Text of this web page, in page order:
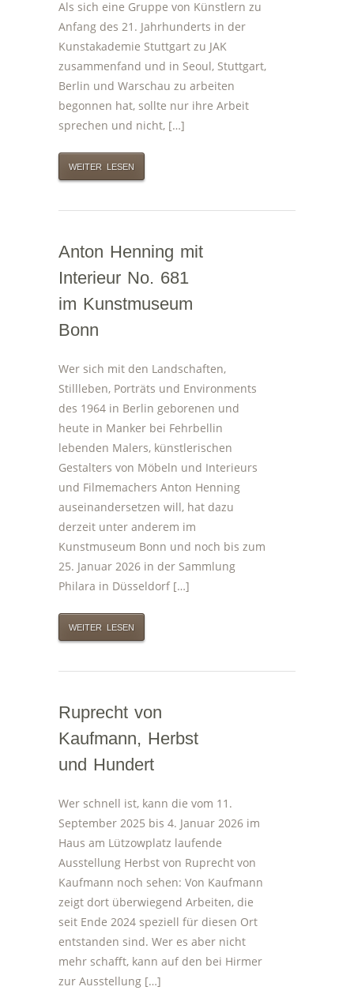
Als sich eine Gruppe von Künstlern zu
Anfang des 21. Jahrhunderts in der
Kunstakademie Stuttgart zu JAK
zusammenfand und in Seoul, Stuttgart,
Berlin und Warschau zu arbeiten
begonnen hat, sollte nur ihre Arbeit
sprechen und nicht, […]
WEITER LESEN
Anton Henning mit
Interieur No. 681
im Kunstmuseum
Bonn
Wer sich mit den Landschaften,
Stillleben, Porträts und Environments
des 1964 in Berlin geborenen und
heute in Manker bei Fehrbellin
lebenden Malers, künstlerischen
Gestalters von Möbeln und Interieurs
und Filmemachers Anton Henning
auseinandersetzen will, hat dazu
derzeit unter anderem im
Kunstmuseum Bonn und noch bis zum
25. Januar 2026 in der Sammlung
Philara in Düsseldorf […]
WEITER LESEN
Ruprecht von
Kaufmann, Herbst
und Hundert
Wer schnell ist, kann die vom 11.
September 2025 bis 4. Januar 2026 im
Haus am Lützowplatz laufende
Ausstellung Herbst von Ruprecht von
Kaufmann noch sehen: Von Kaufmann
zeigt dort überwiegend Arbeiten, die
seit Ende 2024 speziell für diesen Ort
entstanden sind. Wer es aber nicht
mehr schafft, kann auf den bei Hirmer
zur Ausstellung […]